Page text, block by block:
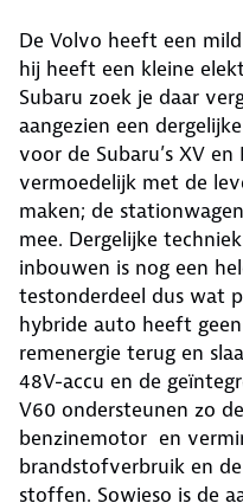
De Volvo heeft een
hij heeft een kleine
Subaru zoek je daar
aangezien een
voor de Subaru’s XV
vermoedelijk met de
maken; de
mee. Dergelijke
inbouwen is nog een
testonderdeel dus wat
hybride auto heeft
remenergie terug en
48V-accu en de
V60 ondersteunen zo
benzinemotor en
brandstofverbruik en
stoffen. Sowieso is de